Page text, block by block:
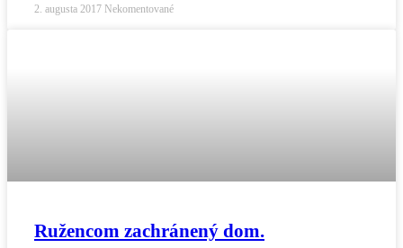
2. augusta 2017 Nekomentované
Ružencom zachránený dom.